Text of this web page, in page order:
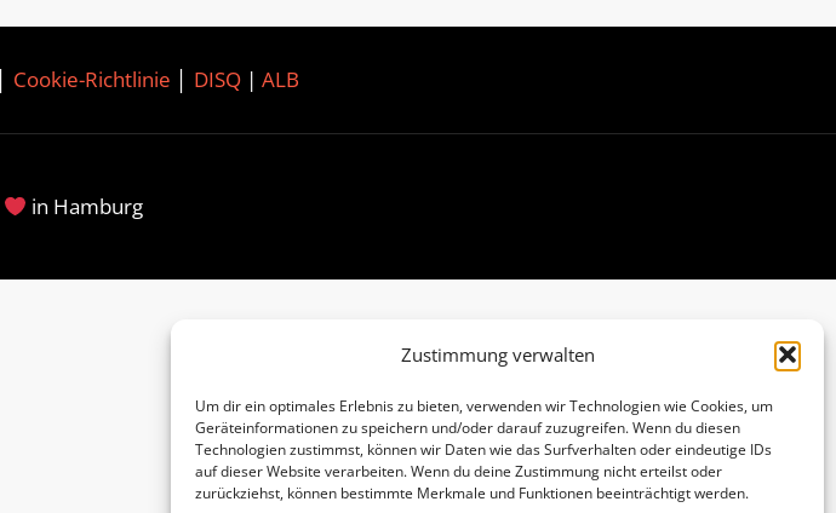
Zustimmung verwalten
Um dir ein optimales Erlebnis zu bieten, verwenden wir Technologien wie Cookies, um
Geräteinformationen zu speichern und/oder darauf zuzugreifen. Wenn du diesen
Technologien zustimmst, können wir Daten wie das Surfverhalten oder eindeutige IDs
auf dieser Website verarbeiten. Wenn du deine Zustimmung nicht erteilst oder
zurückziehst, können bestimmte Merkmale und Funktionen beeinträchtigt werden.
Cookie-Richtlinie DISQ| ALB
in Hamburg